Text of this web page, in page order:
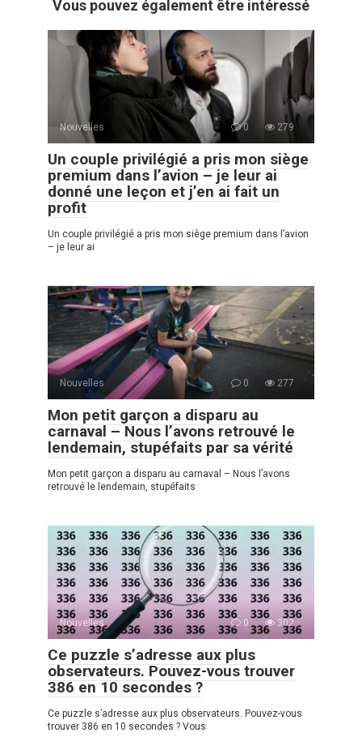
Vous pouvez également être intéressé
Nouvelles 0 279
Un couple privilégié a pris mon siège
premium dans l’avion – je leur ai
donné une leçon et j’en ai fait un
profit
Un couple privilégié a pris mon siège premium dans l’avion
– je leur ai
Nouvelles 0 277
Mon petit garçon a disparu au
carnaval – Nous l’avons retrouvé le
lendemain, stupéfaits par sa vérité
Mon petit garçon a disparu au carnaval – Nous l’avons
retrouvé le lendemain, stupéfaits
Nouvelles 0 302
Ce puzzle s’adresse aux plus
observateurs. Pouvez-vous trouver
386 en 10 secondes ?
Ce puzzle s’adresse aux plus observateurs. Pouvez-vous
trouver 386 en 10 secondes ? Vous